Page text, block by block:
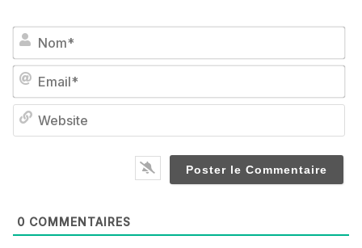
0 COMMENTAIRES